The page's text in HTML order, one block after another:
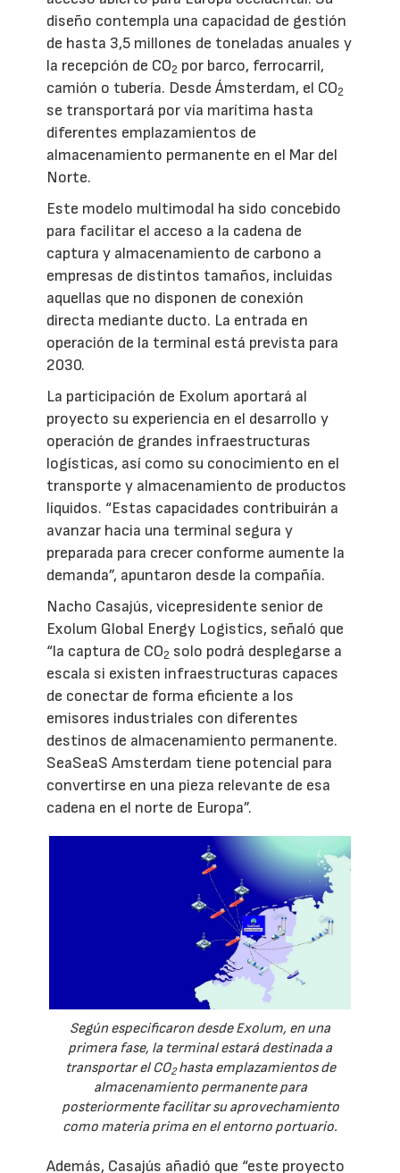
diseño contempla una capacidad de gestión
de hasta 3,5 millones de toneladas anuales y
la recepción de CO2 por barco, ferrocarril,
camión o tubería. Desde Ámsterdam, el CO2
se transportará por vía marítima hasta
diferentes emplazamientos de
almacenamiento permanente en el Mar del
Norte.
Este modelo multimodal ha sido concebido
para facilitar el acceso a la cadena de
captura y almacenamiento de carbono a
empresas de distintos tamaños, incluidas
aquellas que no disponen de conexión
directa mediante ducto. La entrada en
operación de la terminal está prevista para
2030.
La participación de Exolum aportará al
proyecto su experiencia en el desarrollo y
operación de grandes infraestructuras
logísticas, así como su conocimiento en el
transporte y almacenamiento de productos
líquidos. “Estas capacidades contribuirán a
avanzar hacia una terminal segura y
preparada para crecer conforme aumente la
demanda”, apuntaron desde la compañía.
Nacho Casajús, vicepresidente senior de
Exolum Global Energy Logistics, señaló que
“la captura de CO2 solo podrá desplegarse a
escala si existen infraestructuras capaces
de conectar de forma eficiente a los
emisores industriales con diferentes
destinos de almacenamiento permanente.
SeaSeaS Amsterdam tiene potencial para
convertirse en una pieza relevante de esa
cadena en el norte de Europa”.
Según especificaron desde Exolum, en una
primera fase, la terminal estará destinada a
transportar el CO2hasta emplazamientos de
almacenamiento permanente para
posteriormente facilitar su aprovechamiento
como materia prima en el entorno portuario.
Además, Casajús añadió que “este proyecto